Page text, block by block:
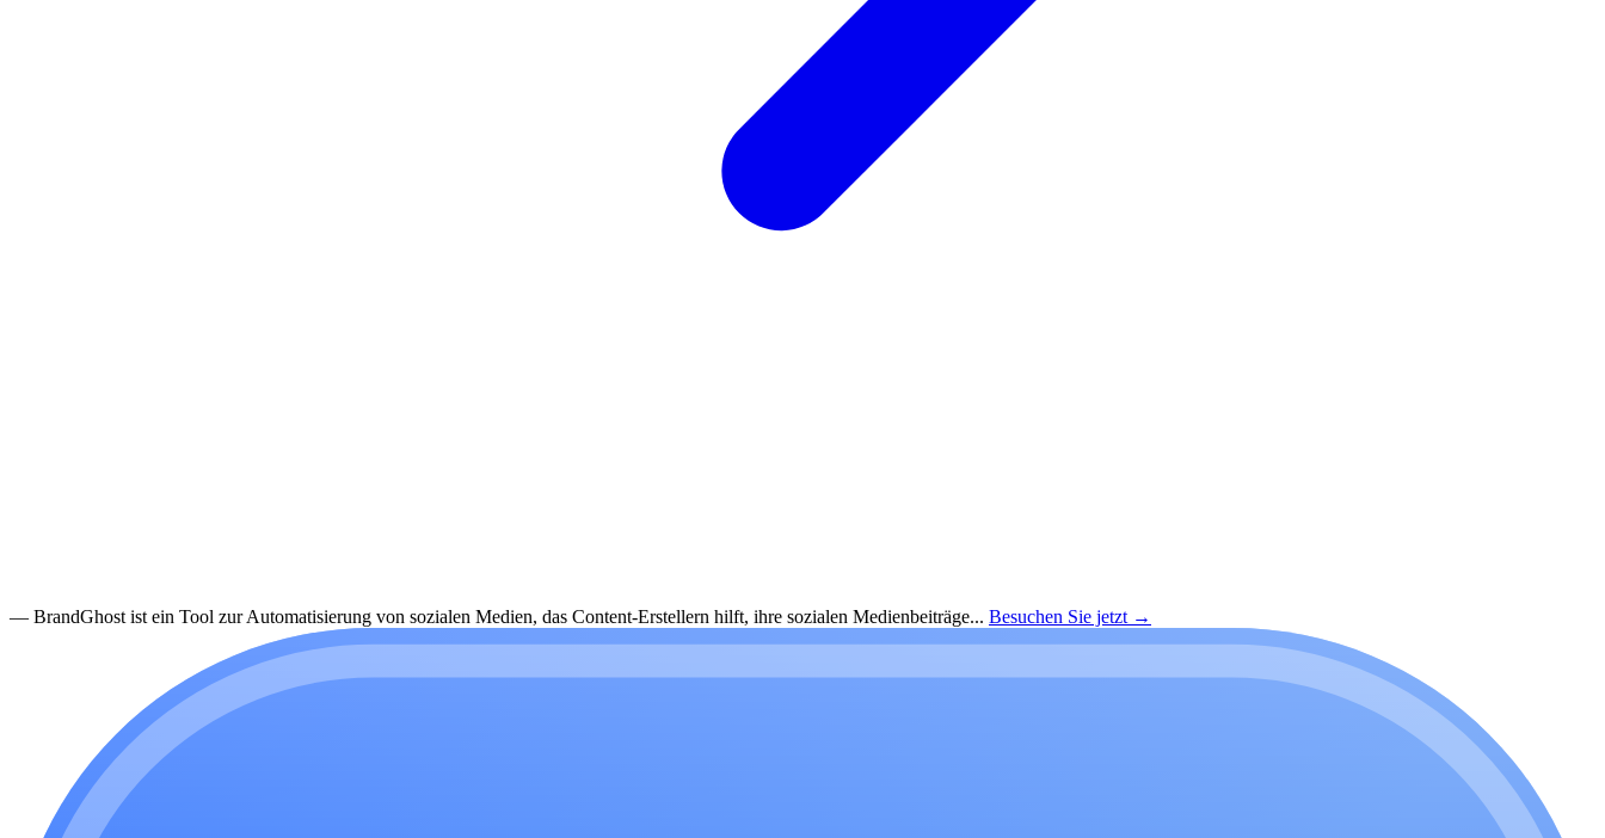
— BrandGhost ist ein Tool zur Automatisierung von sozialen Medien, das Content-Erstellern hilft, ihre sozialen Medienbeiträge... Besuchen Sie jetzt →